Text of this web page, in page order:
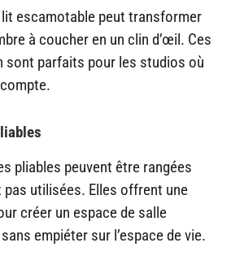
lit escamotable peut transformer
à coucher en un clin d’œil. Ces
sont parfaits pour les studios où
pliables peuvent être rangées
pas utilisées. Elles offrent une
créer un espace de salle
empiéter sur l’espace de vie.